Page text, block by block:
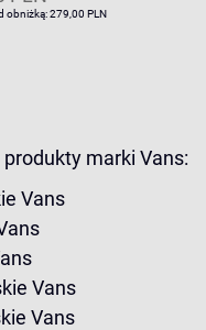
obniżką:279,00 PLN
marki Vans:
Vans
Vans
Vans